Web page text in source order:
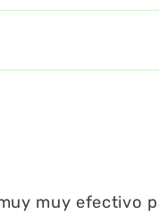
muy efectivo